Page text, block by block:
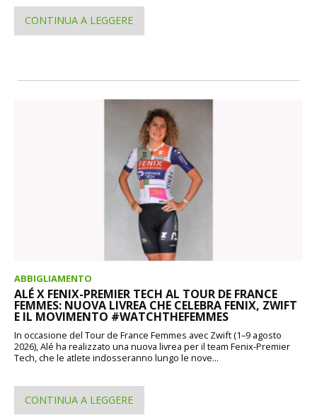
CONTINUA A LEGGERE
ABBIGLIAMENTO
ALÉ X FENIX-PREMIER TECH AL TOUR DE FRANCE
FEMMES: NUOVA LIVREA CHE CELEBRA FENIX, ZWIFT
E IL MOVIMENTO #WATCHTHEFEMMES
In occasione del Tour de France Femmes avec Zwift (1–9 agosto
2026), Alé ha realizzato una nuova livrea per il team Fenix-Premier
Tech, che le atlete indosseranno lungo le nove...
CONTINUA A LEGGERE